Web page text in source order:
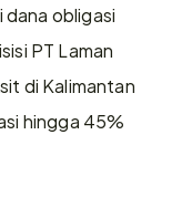
obligasi
PT Laman
di Kalimantan
hingga 45%